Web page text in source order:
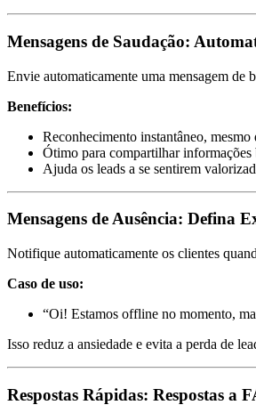
Mensagens de Saudação:
Envie automaticamente uma mensagem de
Benefícios:
Reconhecimento instantâneo,
Ótimo para compartilhar
Ajuda os leads a se sentirem
Mensagens de Ausência: Defina
Notifique automaticamente os clientes
Caso de uso:
“Oi! Estamos offline no momento,
Isso reduz a ansiedade e evita a perda de
Respostas Rápidas: Respostas a